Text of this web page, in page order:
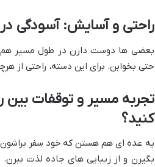
راحتی و آسایش: آسودگی
بعضی ها دوست دارن در طول مسیر هم
حتی بخوابن. برای این دسته، راحتی از
تجربه مسیر و توقفات
کنید؟
یه عده ای هم هستن که خود سفر
بگیرن و از زیبایی های جاده لذت